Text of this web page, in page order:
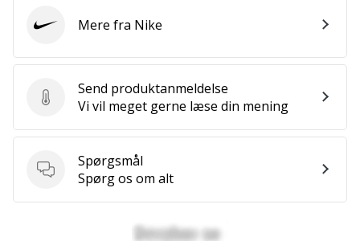
Send produktanmeldelse
Send produktanmeldelse
Vi vil meget gerne læse din mening
Spørgsmål
Spørgsmål
Spørg os om alt
Nike Mere fra Nike